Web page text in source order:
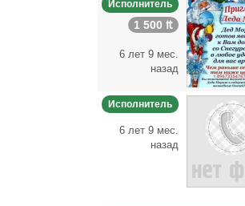
Исполнитель
1 500 ₶
6 лет 9 мес.
назад
Исполнитель
6 лет 9 мес.
назад